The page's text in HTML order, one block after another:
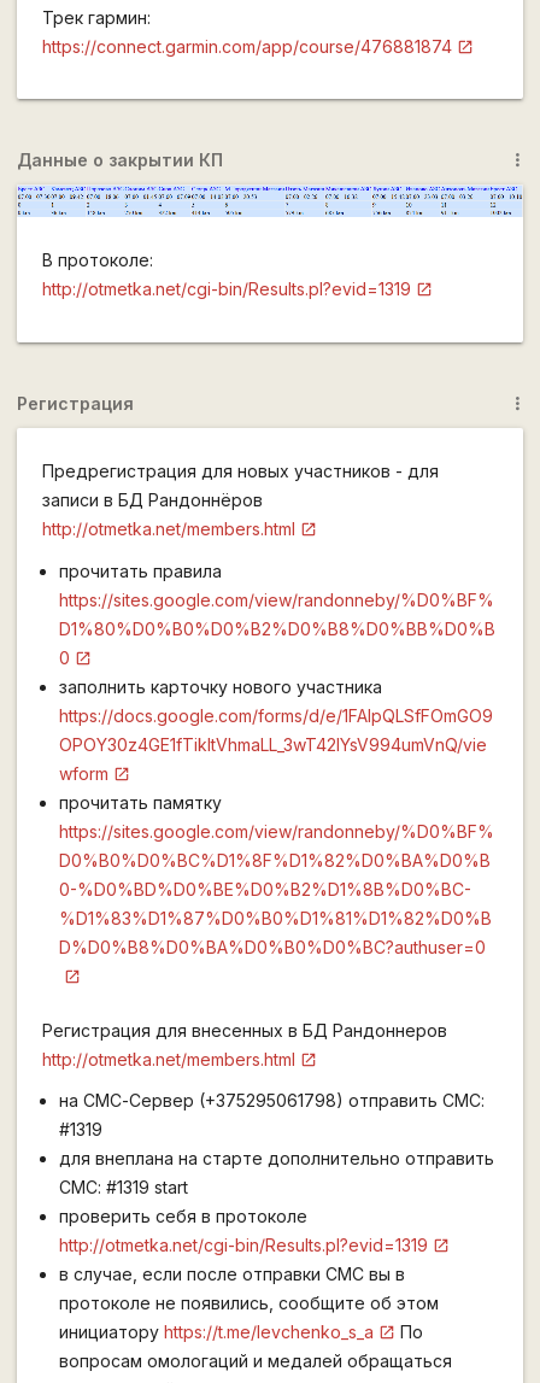
Трек гармин:
https://connect.garmin.com/app/course/476881874
Данные о закрытии КП more_vert
В протоколе:
http://otmetka.net/cgi-bin/Results.pl?evid=1319
Регистрация more_vert
Предрегистрация для новых участников - для
записи в БД Рандоннёров
http://otmetka.net/members.html
прочитать правила
https://sites.google.com/view/randonneby/%D0%BF%
D1%80%D0%B0%D0%B2%D0%B8%D0%BB%D0%B
0
заполнить карточку нового участника
https://docs.google.com/forms/d/e/1FAIpQLSfFOmGO9
OPOY30z4GE1fTikItVhmaLL_3wT42IYsV994umVnQ/vie
wform
прочитать памятку
https://sites.google.com/view/randonneby/%D0%BF%
D0%B0%D0%BC%D1%8F%D1%82%D0%BA%D0%B
0-%D0%BD%D0%BE%D0%B2%D1%8B%D0%BC-
%D1%83%D1%87%D0%B0%D1%81%D1%82%D0%B
D%D0%B8%D0%BA%D0%B0%D0%BC?authuser=0
Регистрация для внесенных в БД Рандоннеров
http://otmetka.net/members.html
на СМС-Сервер (+375295061798) отправить СМС:
#1319
для внеплана на старте дополнительно отправить
СМС: #1319 start
проверить себя в протоколе
http://otmetka.net/cgi-bin/Results.pl?evid=1319
в случае, если после отправки СМС вы в
протоколе не появились, сообщите об этом
инициатору https://t.me/levchenko_s_a
По
вопросам омологаций и медалей обращаться